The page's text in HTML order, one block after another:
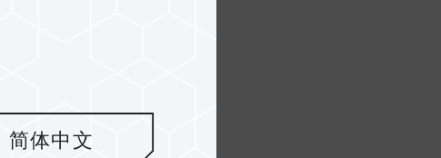
简体中文